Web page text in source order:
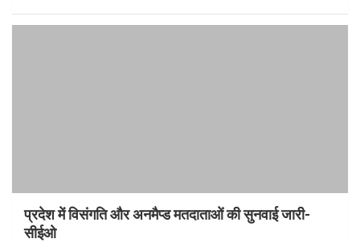
प्रदेश में विसंगति और अनमैप्ड मतदाताओं की सुनवाई जारी-
सीईओ